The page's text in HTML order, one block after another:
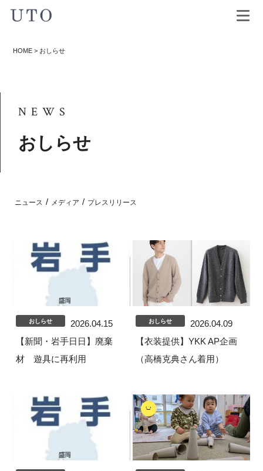
HOME > おしらせ
NEWS
おしらせ
ニュース / メディア / プレスリリース
おしらせ
2026.04.15
【新聞・岩手日日】廃棄
材 遊具に再利用
おしらせ
2026.04.09
【衣装提供】YKK AP企画
（高橋克典さん着用）